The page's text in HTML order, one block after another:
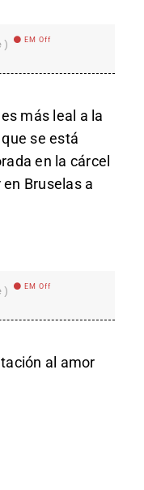
EM Off
más leal a la
se está
en la cárcel
Bruselas a
EM Off
al amor